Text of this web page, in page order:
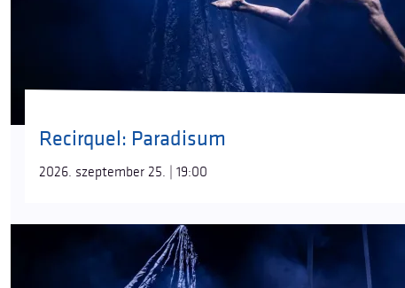
Recirquel: Paradisum
2026. szeptember 25. | 19:00